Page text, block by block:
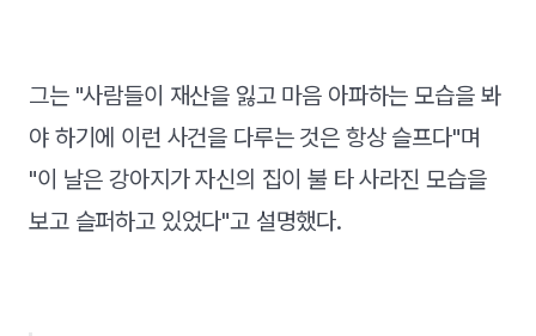
그는 "사람들이 재산을 잃고 마음 아파하는 모습을 봐
야 하기에 이런 사건을 다루는 것은 항상 슬프다"며
"이 날은 강아지가 자신의 집이 불 타 사라진 모습을
보고 슬퍼하고 있었다"고 설명했다.